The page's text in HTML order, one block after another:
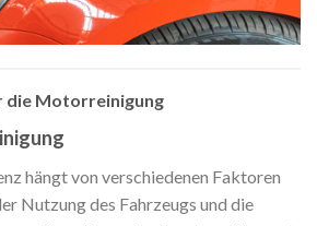
die Motorreinigung
hängt von verschiedenen Faktoren
Nutzung des Fahrzeugs und die